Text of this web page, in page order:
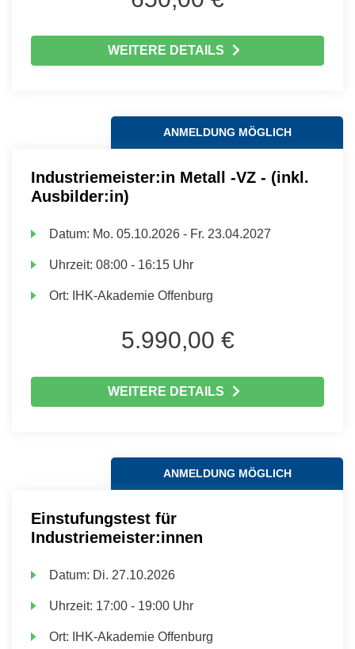
WEITERE DETAILS
ANMELDUNG MÖGLICH
Industriemeister:in Metall -VZ - (inkl.
Ausbilder:in)
Datum: Mo. 05.10.2026 - Fr. 23.04.2027
Uhrzeit:08:00 - 16:15 Uhr
Ort: IHK-Akademie Offenburg
5.990,00 €
WEITERE DETAILS
ANMELDUNG MÖGLICH
Einstufungstest für
Industriemeister:innen
Datum: Di. 27.10.2026
Uhrzeit: 17:00 - 19:00 Uhr
Ort: IHK-Akademie Offenburg